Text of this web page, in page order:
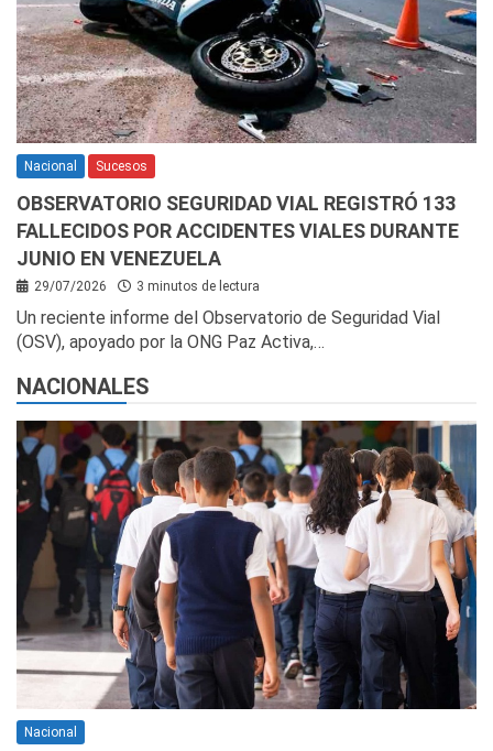
Nacional Sucesos
OBSERVATORIO SEGURIDAD VIAL REGISTRÓ 133
FALLECIDOS POR ACCIDENTES VIALES DURANTE
JUNIO EN VENEZUELA
29/07/2026 3 minutos de lectura
Un reciente informe del Observatorio de Seguridad Vial
(OSV), apoyado por la ONG Paz Activa,…
NACIONALES
Nacional